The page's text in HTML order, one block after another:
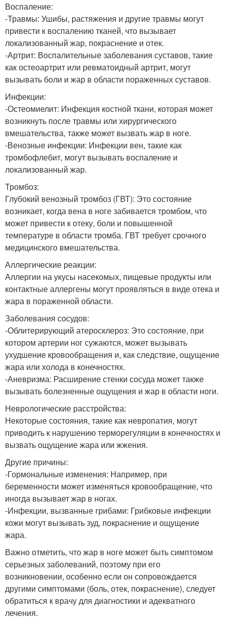
Воспаление:
-Травмы: Ушибы, растяжения и другие травмы могут
привести к воспалению тканей, что вызывает
локализованный жар, покраснение и отек.
-Артрит: Воспалительные заболевания суставов, такие
как остеоартрит или ревматоидный артрит, могут
вызывать боли и жар в области пораженных суставов.
Инфекции:
-Остеомиелит: Инфекция костной ткани, которая может
возникнуть после травмы или хирургического
вмешательства, также может вызвать жар в ноге.
-Венозные инфекции: Инфекции вен, такие как
тромбофлебит, могут вызывать воспаление и
локализованный жар.
Тромбоз:
Глубокий венозный тромбоз (ГВТ): Это состояние
возникает, когда вена в ноге забивается тромбом, что
может привести к отеку, боли и повышенной
температуре в области тромба. ГВТ требует срочного
медицинского вмешательства.
Аллергические реакции:
Аллергии на укусы насекомых, пищевые продукты или
контактные аллергены могут проявляться в виде отека и
жара в пораженной области.
Заболевания сосудов:
-Облитерирующий атеросклероз: Это состояние, при
котором артерии ног сужаются, может вызывать
ухудшение кровообращения и, как следствие, ощущение
жара или холода в конечностях.
-Аневризма: Расширение стенки сосуда может также
вызывать болезненные ощущения и жар в области ноги.
Неврологические расстройства:
Некоторые состояния, такие как невропатия, могут
приводить к нарушению терморегуляции в конечностях и
вызвать ощущение жара или жжения.
Другие причины:
-Гормональные изменения: Например, при
беременности может изменяться кровообращение, что
иногда вызывает жар в ногах.
-Инфекции, вызванные грибами: Грибковые инфекции
кожи могут вызывать зуд, покраснение и ощущение
жара.
Важно отметить, что жар в ноге может быть симптомом
серьезных заболеваний, поэтому при его
возникновении, особенно если он сопровождается
другими симптомами (боль, отек, покраснение), следует
обратиться к врачу для диагностики и адекватного
лечения.